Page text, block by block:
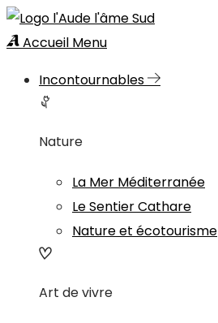
Accueil Menu
Incontournables
Nature
La Mer Méditerranée
Le Sentier Cathare
Nature et écotourisme
Art de vivre